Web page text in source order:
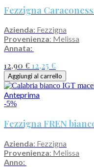
Fezzigna
Azienda: Fezzigna
Provenienza: Melissa
Annata:
12,90 € 12,25 €
Aggiungi al carrello
Anteprima
-5%
Fezzigna FREN
Azienda: Fezzigna
Provenienza: Melissa
Anno: